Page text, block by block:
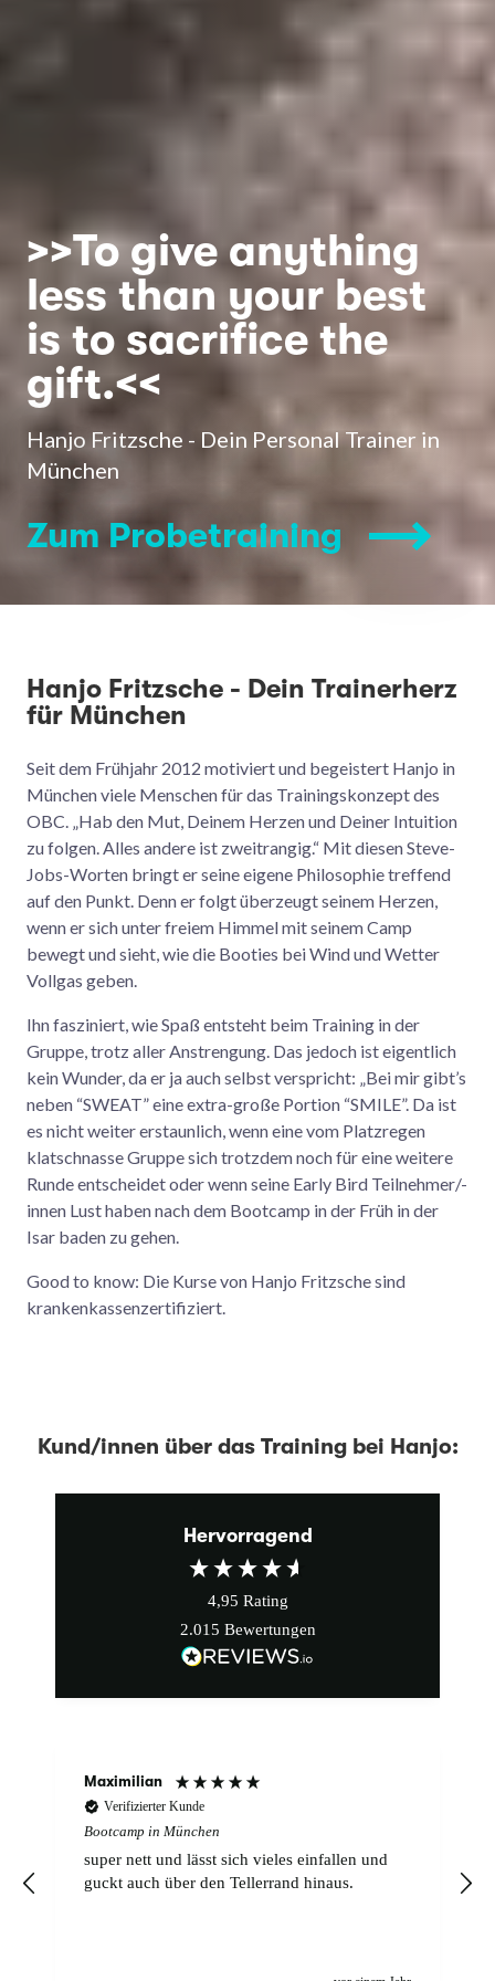
>>To give anything
less than your best
is to sacrifice the
gift.<<
Hanjo Fritzsche - Dein Personal Trainer in
München
Zum Probetraining
Hanjo Fritzsche - Dein Trainerherz
für München
Seit dem Frühjahr 2012 motiviert und begeistert Hanjo in
München viele Menschen für das Trainingskonzept des
OBC. „Hab den Mut, Deinem Herzen und Deiner Intuition
zu folgen. Alles andere ist zweitrangig.“ Mit diesen Steve-
Jobs-Worten bringt er seine eigene Philosophie treffend
auf den Punkt. Denn er folgt überzeugt seinem Herzen,
wenn er sich unter freiem Himmel mit seinem Camp
bewegt und sieht, wie die Booties bei Wind und Wetter
Vollgas geben.
Ihn fasziniert, wie Spaß entsteht beim Training in der
Gruppe, trotz aller Anstrengung. Das jedoch ist eigentlich
kein Wunder, da er ja auch selbst verspricht: „Bei mir gibt’s
neben “SWEAT” eine extra-große Portion “SMILE”. Da ist
es nicht weiter erstaunlich, wenn eine vom Platzregen
klatschnasse Gruppe sich trotzdem noch für eine weitere
Runde entscheidet oder wenn seine Early Bird Teilnehmer/-
innen Lust haben nach dem Bootcamp in der Früh in der
Isar baden zu gehen.
Good to know: Die Kurse von Hanjo Fritzsche sind
krankenkassenzertifiziert.
Kund/innen über das Training bei Hanjo:
Hervorragend
4,95 Rating
2.015 Bewertungen
Maximilian
Verifizierter Kunde
Bootcamp in München
super nett und lässt sich vieles einfallen und
guckt auch über den Tellerrand hinaus.